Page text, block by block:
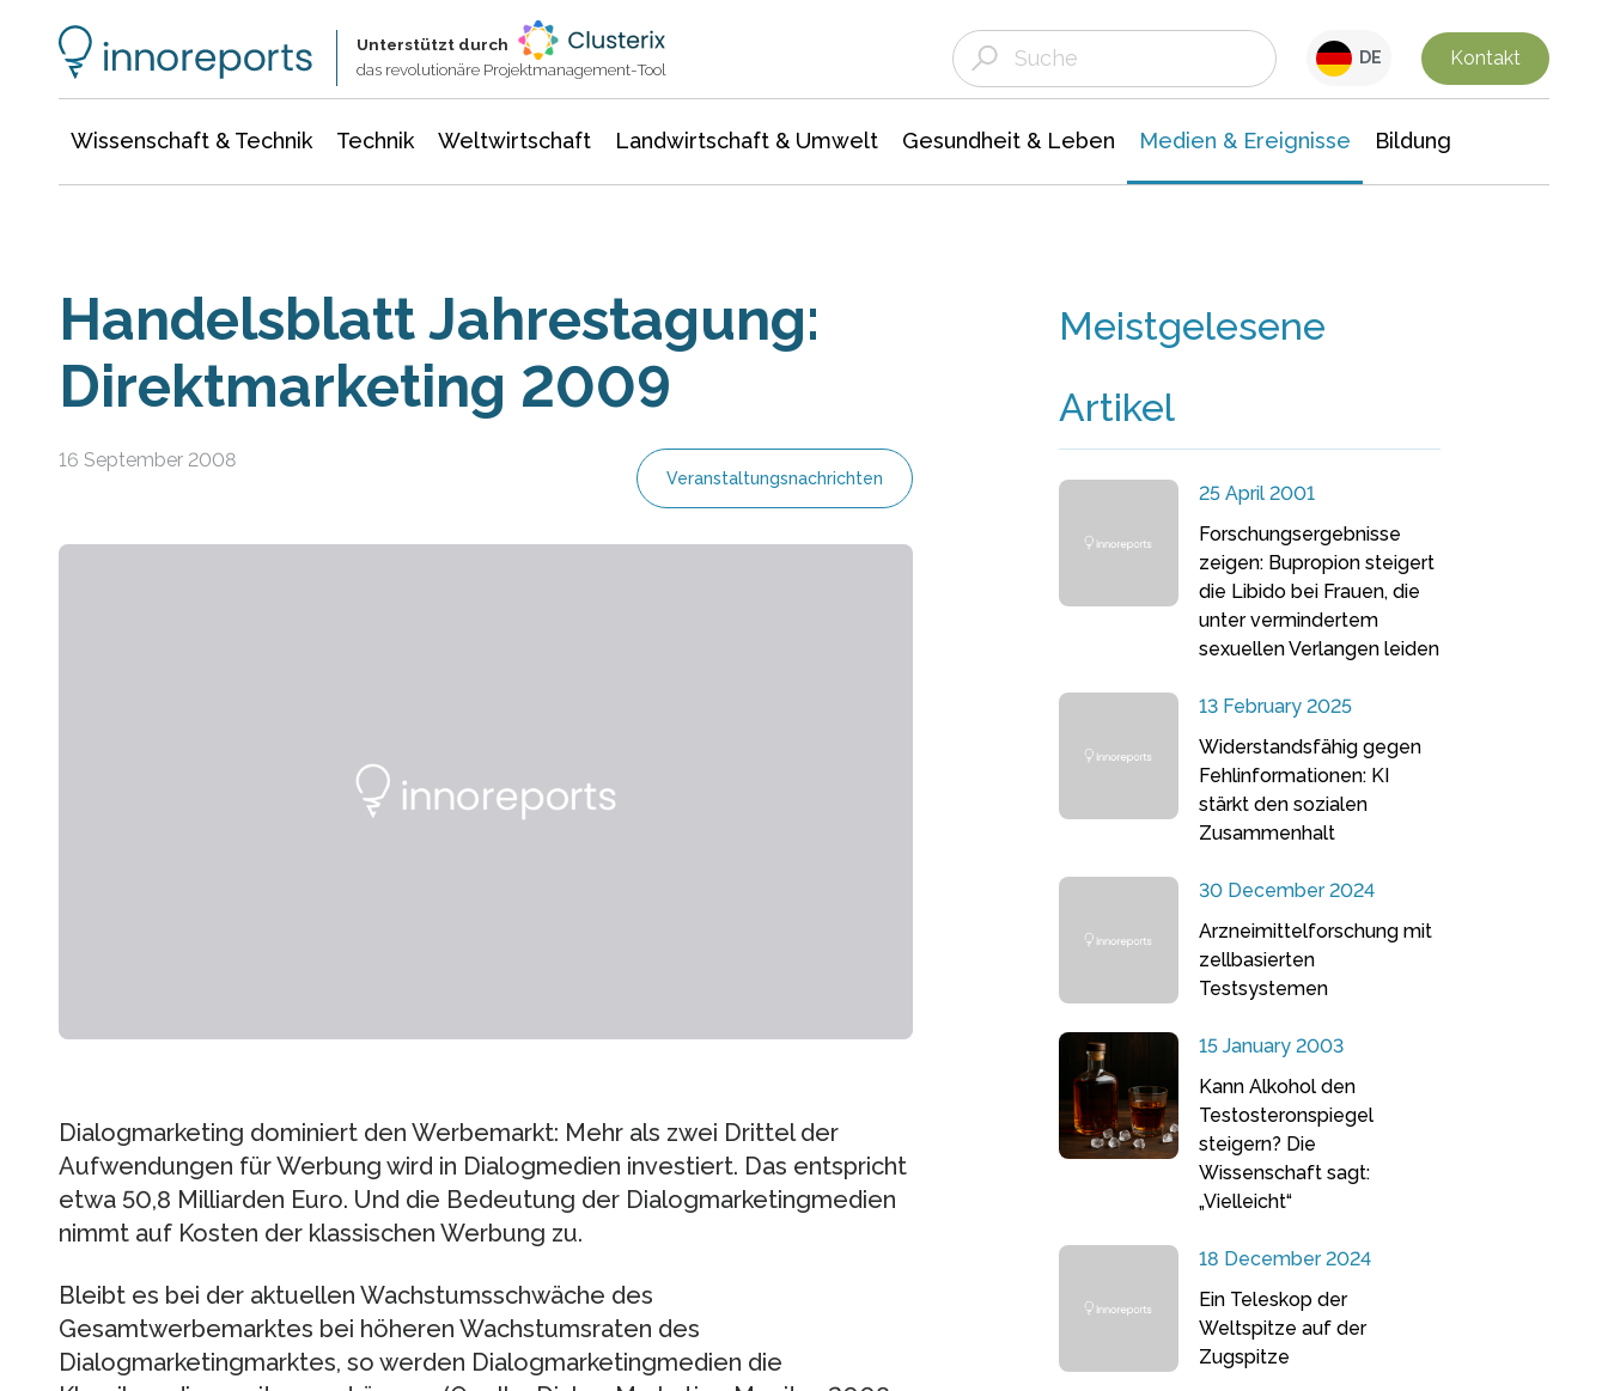
Unterstützt durch
das revolutionäre Projektmanagement-Tool
DE Kontakt
Wissenschaft & Technik Technik Weltwirtschaft Landwirtschaft & Umwelt Gesundheit & Leben Medien & Ereignisse Bildung
Handelsblatt Jahrestagung:
Direktmarketing 2009
16 September 2008
Veranstaltungsnachrichten
Dialogmarketing dominiert den Werbemarkt: Mehr als zwei Drittel der
Aufwendungen für Werbung wird in Dialogmedien investiert. Das entspricht
etwa 50,8 Milliarden Euro. Und die Bedeutung der Dialogmarketingmedien
nimmt auf Kosten der klassischen Werbung zu.
Bleibt es bei der aktuellen Wachstumsschwäche des
Gesamtwerbemarktes bei höheren Wachstumsraten des
Dialogmarketingmarktes, so werden Dialogmarketingmedien die
Meistgelesene
Artikel
25 April 2001
Forschungsergebnisse
zeigen: Bupropion steigert
die Libido bei Frauen, die
unter vermindertem
sexuellen Verlangen leiden
13 February 2025
Widerstandsfähig gegen
Fehlinformationen: KI
stärkt den sozialen
Zusammenhalt
30 December 2024
Arzneimittelforschung mit
zellbasierten
Testsystemen
15 January 2003
Kann Alkohol den
Testosteronspiegel
steigern? Die
Wissenschaft sagt:
„Vielleicht“
18 December 2024
Ein Teleskop der
Weltspitze auf der
Zugspitze